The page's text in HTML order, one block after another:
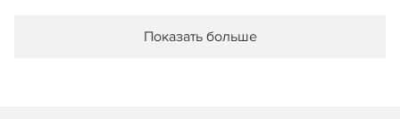
Показать больше